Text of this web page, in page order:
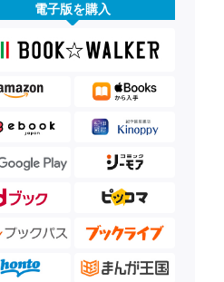
電子版を購入